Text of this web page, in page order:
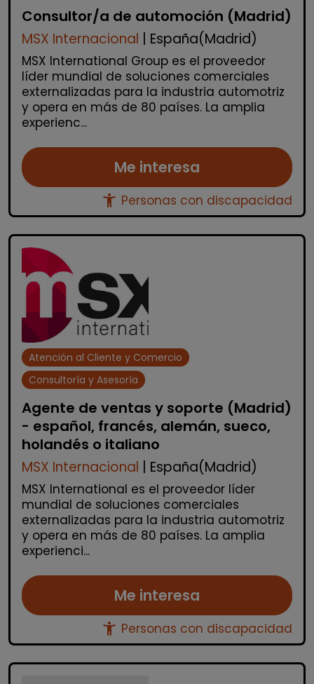
Consultor/a de automoción (Madrid)
MSX Internacional | España(Madrid)
MSX International Group es el proveedor
líder mundial de soluciones comerciales
externalizadas para la industria automotriz
y opera en más de 80 países. La amplia
experienc...
Me interesa
accessibility_new Personas con discapacidad
Atención al Cliente y Comercio
Consultoría y Asesoría
Agente de ventas y soporte (Madrid)
- español, francés, alemán, sueco,
holandés o italiano
MSX Internacional | España(Madrid)
MSX International es el proveedor líder
mundial de soluciones comerciales
externalizadas para la industria automotriz
y opera en más de 80 países. La amplia
experienci...
Me interesa
accessibility_new Personas con discapacidad